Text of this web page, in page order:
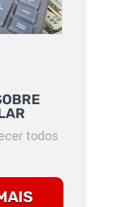
todos